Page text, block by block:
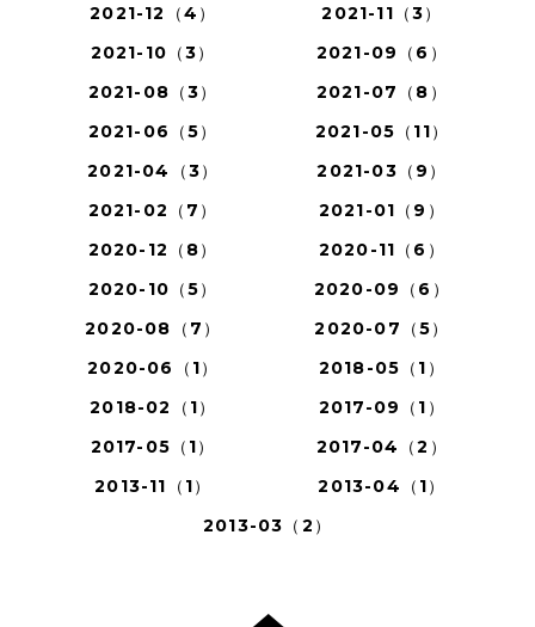
2021-12（4）
2021-11（3）
2021-10（3）
2021-09（6）
2021-08（3）
2021-07（8）
2021-06（5）
2021-05（11）
2021-04（3）
2021-03（9）
2021-02（7）
2021-01（9）
2020-12（8）
2020-11（6）
2020-10（5）
2020-09（6）
2020-08（7）
2020-07（5）
2020-06（1）
2018-05（1）
2018-02（1）
2017-09（1）
2017-05（1）
2017-04（2）
2013-11（1）
2013-04（1）
2013-03（2）